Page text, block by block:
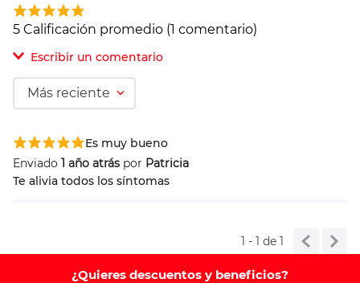
5 Calificación promedio (1 comentario)
Escribir un comentario
Comentario
Su nombre
Más reciente
Es muy bueno
Enviado 1 año atrás por Patricia
Te alivia todos los síntomas
1 - 1de 1
¿Quieres descuentos y beneficios?